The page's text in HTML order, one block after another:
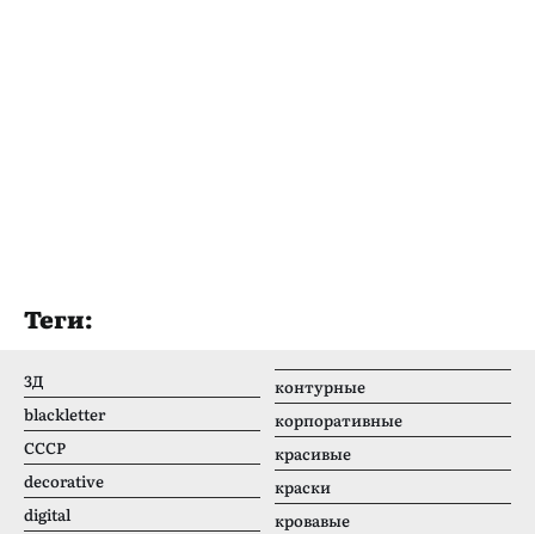
Теги:
3Д
blackletter
CCCР
decorative
digital
контурные
корпоративные
красивые
краски
кровавые